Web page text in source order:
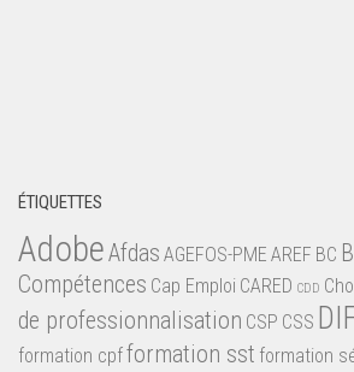
ÉTIQUETTES
AdobeAfdas AGEFOS-PME AREF BC
Compétences Cap Emploi CARED CDD
de professionnalisation CSP CSS
formation cpfformation sst formation